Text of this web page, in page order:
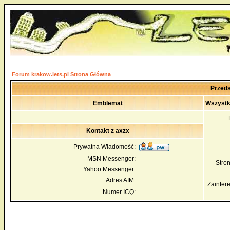
Forum krakow.lets.pl Strona Główna
Emblemat
Kontakt z axzx
Prywatna Wiadomość:
MSN Messenger:
Yahoo Messenger:
Adres AIM:
Numer ICQ: